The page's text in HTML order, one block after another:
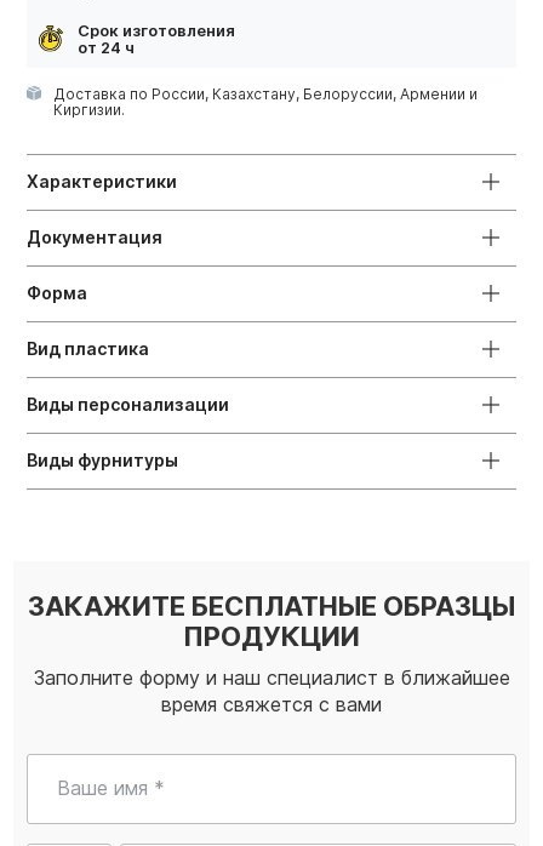
Срок изготовления
от 24 ч
Доставка по России, Казахстану, Белоруссии, Армении и
Киргизии.
Характеристики
Документация
Форма
Вид пластика
Виды персонализации
Виды фурнитуры
ЗАКАЖИТЕ БЕСПЛАТНЫЕ ОБРАЗЦЫ
ПРОДУКЦИИ
Заполните форму и наш специалист в ближайшее
время свяжется с вами
Ваше имя *